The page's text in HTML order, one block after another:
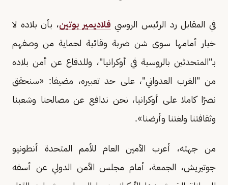
في المقابل رد الرئيس الروسي فلاديمير بوتين، بأن بلاده لا
خيار أمامها سوى شن ضربة وقائية لحماية من وصفهم
بـ"المتحدثين بالروسية في أوكرانيا"، وللدفاع عن أمن بلاده
من "الغرب العدواني"، على حد تعبيره، مضيفا: «سنحقق
نصرًا كاملا على أوكرانيا، نحن ندافع عن مصالحنا وشعبنا
وثقافتنا ولغتنا وأرضنا».
من جهته، أعرب الأمين العام للأمم المتحدة أنطونيو
جوتيريش، الجمعة، أمام مجلس الأمن الدولي عن أسفه